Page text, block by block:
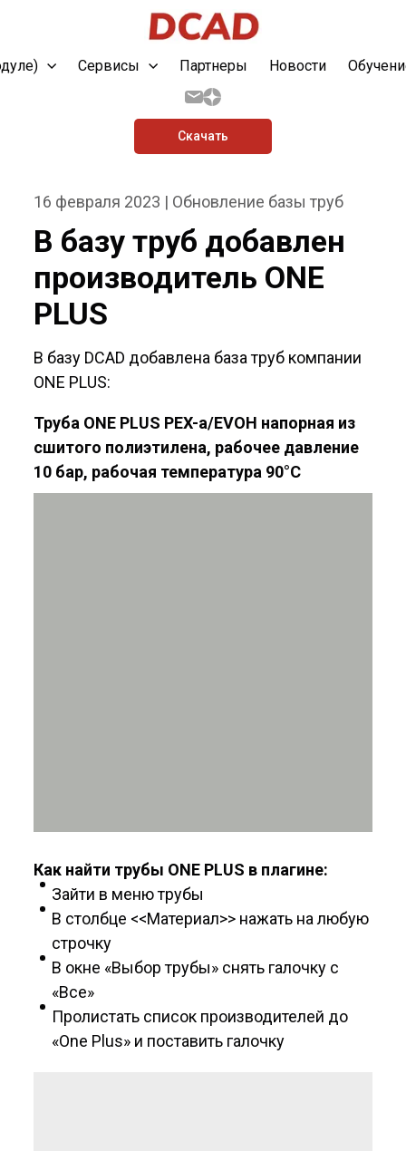
Сервисы Партнеры Новости
Скачать
16 февраля 2023 | Обновление базы труб
В базу труб добавлен
производитель ONE
PLUS
В базу DCAD добавлена база труб компании
ONE PLUS:
Труба ONE PLUS PEX-a/EVOH напорная из
сшитого полиэтилена, рабочее давление
10 бар, рабочая температура 90°С
Как найти трубы ONE PLUS в плагине:
Зайти в меню трубы
В столбце <<Материал>> нажать на любую
строчку
В окне «Выбор трубы» снять галочку с
«Все»
Пролистать список производителей до
«One Plus» и поставить галочку